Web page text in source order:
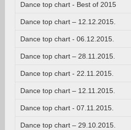
Dance top chart - Best of 2015
Dance top chart – 12.12.2015.
Dance top chart - 06.12.2015.
Dance top chart – 28.11.2015.
Dance top chart - 22.11.2015.
Dance top chart – 12.11.2015.
Dance top chart - 07.11.2015.
Dance top chart – 29.10.2015.